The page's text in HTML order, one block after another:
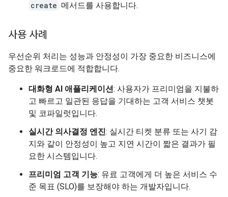
create 메서드를 사용합니다.
사용 사례
우선순위 처리는 성능과 안정성이 가장 중요한 비즈니스에
중요한 워크로드에 적합합니다.
대화형 AI 애플리케이션: 사용자가 프리미엄을 지불하
고 빠르고 일관된 응답을 기대하는 고객 서비스 챗봇
및 코파일럿입니다.
실시간 의사결정 엔진: 실시간 티켓 분류 또는 사기 감
지와 같이 안정성이 높고 지연 시간이 짧은 결과가 필
요한 시스템입니다.
프리미엄 고객 기능: 유료 고객에게 더 높은 서비스 수
준 목표 (SLO)를 보장해야 하는 개발자입니다.